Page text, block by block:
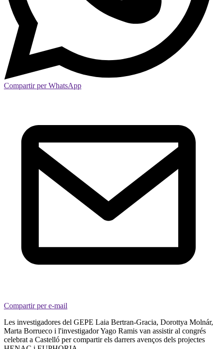
Compartir per WhatsApp
Compartir per e-mail
Les investigadores del GEPE Laia Bertran-Gracia, Dorottya Molnár,
Marta Borrueco i l'investigador Yago Ramis van assistir al congrés
celebrat a Castelló per compartir els darrers avenços dels projectes